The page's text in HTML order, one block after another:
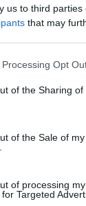
us to third parties
that may
website/app uses
or usage
to Google and
specified
Opt
of the Sharing of
of the Sale of my
of processing my
Targeted
στο
για όλη την
υπόθεση
πόσο
σε 10χρονο
σε